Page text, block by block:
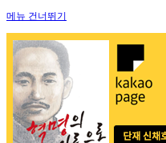
메뉴 건너뛰기